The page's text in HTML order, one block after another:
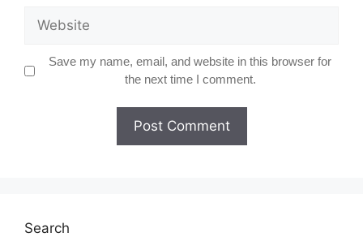
Website
Save my name, email, and website in this browser for
the next time I comment.
Search